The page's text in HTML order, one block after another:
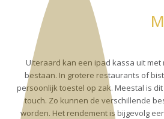
Uiteraard kan een ipad kassa uit
bestaan. In grotere restaurants of
persoonlijk toestel op zak. Meestal is
touch. Zo kunnen de verschillende
worden. Het rendement is bijgevolg